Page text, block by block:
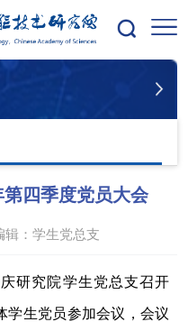
工作动态
四季度党员大会
辑： 学生党总支
研究院学生党总支召开
学生党员参加会议，会议